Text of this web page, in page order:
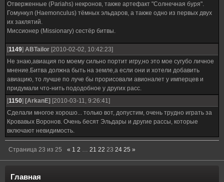
Отверженные (Pariahs) некронов, также артефакт "Солнечная буря".
Гомункул (Haemonculus) тёмных эльдаров, а также одно из первых двух
их заклятий.
Миссионер (Missionary) сестёр битвы.
[1149] ABTailor [2010-02-02, 10:42:23]
Не знаю,авиация по моему сильно портит игру,но это мое сугубо личное
мнение.Битва должна быть на земле,а если они и хотели добавить
авиацию, то лучше по луче бы прорисовали авионалет у имперцев и
придумали что-нить пододобное у других расс.
[1150] [ArkanE] [2010-03-11, 9:26:41]
Сделали многое хорошо... только вот, допустим, очень трудно играть за
Кровавых Воронов. Очень бесят Эльдары и другие рассы, которые
включают невидимость.
Страница 23 из 25 « 1 2 … 21 22 23 24 25 »
Главная